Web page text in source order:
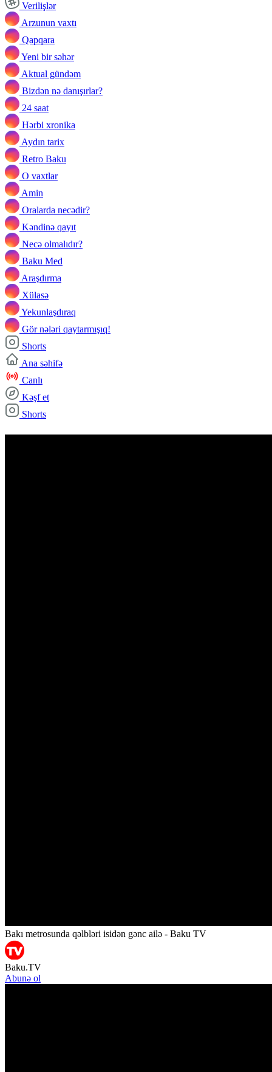
Verilişlər
Arzunun vaxtı
Qapqara
Yeni bir səhər
Aktual gündəm
Bizdən nə danışırlar?
24 saat
Hərbi xronika
Aydın tarix
Retro Baku
O vaxtlar
Amin
Oralarda necədir?
Kəndinə qayıt
Necə olmalıdır?
Baku Med
Araşdırma
Xülasə
Yekunlaşdıraq
Gör nələri qaytarmışıq!
Shorts
Ana səhifə
Canlı
Kəşf et
Shorts
Bakı metrosunda qəlbləri isidən gənc ailə - Baku TV
Baku.TV
Abunə ol